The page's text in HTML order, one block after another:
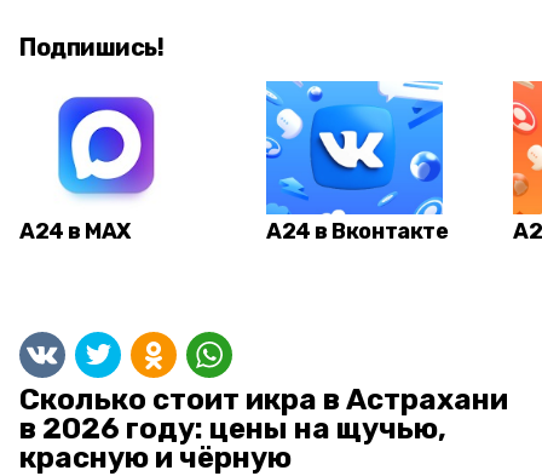
Подпишись!
А24 в MAX А24 в Вконтакте
Сколько стоит икра в Астрахани
в 2026 году: цены на щучью,
красную и чёрную